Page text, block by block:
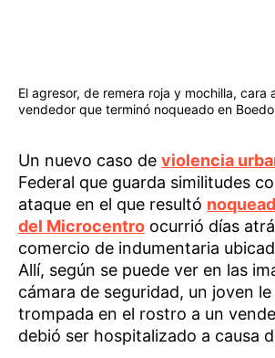
El agresor, de remera roja y mochilla, cara
vendedor que terminó noqueado en
Un nuevo caso de violencia
Federal que guarda similitudes
ataque en el que resultó
del Microcentro ocurrió días
comercio de indumentaria
Allí, según se puede ver en las
cámara de seguridad, un joven
trompada en el rostro a un
debió ser hospitalizado a causa